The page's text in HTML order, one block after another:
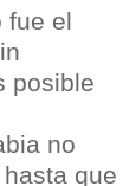
fue el
posible
no
que